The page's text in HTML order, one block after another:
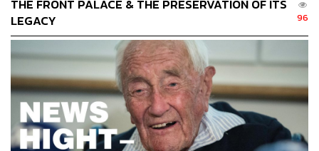
THE FRONT PALACE & THE PRESERVATION OF ITS
LEGACY
96